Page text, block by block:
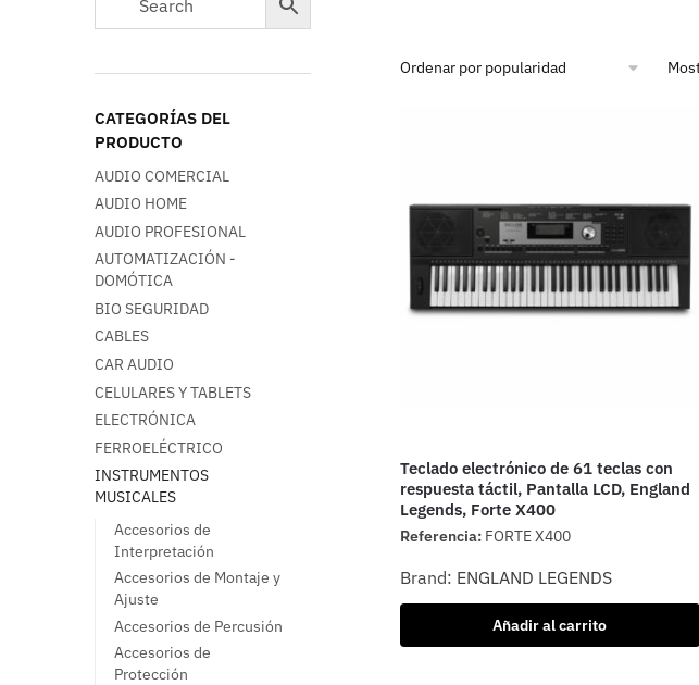
Teclado electrónico de 61 teclas con
respuesta táctil, Pantalla LCD, England
Legends, Forte X400
Referencia: FORTE X400
Brand: ENGLAND LEGENDS
Añadir al carrito
CATEGORÍAS DEL
PRODUCTO
AUDIO COMERCIAL
AUDIO HOME
AUDIO PROFESIONAL
AUTOMATIZACIÓN -
DOMÓTICA
BIO SEGURIDAD
CABLES
CAR AUDIO
CELULARES Y TABLETS
ELECTRÓNICA
FERROELÉCTRICO
INSTRUMENTOS
MUSICALES
Accesorios de
Interpretación
Accesorios de Montaje y
Ajuste
Accesorios de Percusión
Accesorios de
Protección